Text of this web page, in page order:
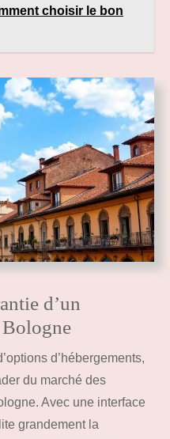
choisir le bon
d’un
Bologne
d’hébergements,
du marché des
Avec une interface
grandement la